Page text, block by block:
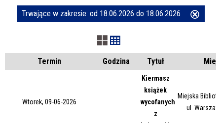
Szukana fraza
Kategoria
Trwające w zakresie: od 18.06.2026 do 18.06.2026
Termin Godzina Tytuł
Wtorek, 09-06-2026
Kiermasz
książek
wycofanych
z
Miejska
ul.